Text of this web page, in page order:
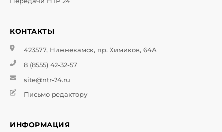
КОНТАКТЫ
423577, Нижнекамск, пр. Химиков, 64А
8 (8555) 42-32-57
site@ntr-24.ru
Письмо редактору
ИНФОРМАЦИЯ